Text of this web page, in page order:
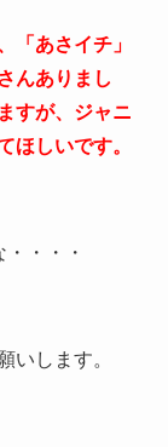
「あさイチ」
んありまし
すが、ジャニ
ほしいです。
・・・
いします。